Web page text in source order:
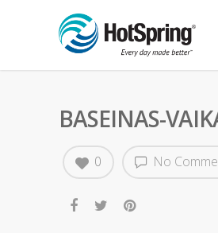
BASEINAS-
No
0